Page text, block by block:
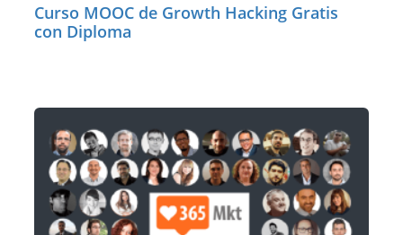
Curso MOOC de Growth Hacking Gratis
con Diploma